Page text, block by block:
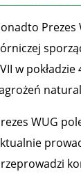
Prezes
w
WUG